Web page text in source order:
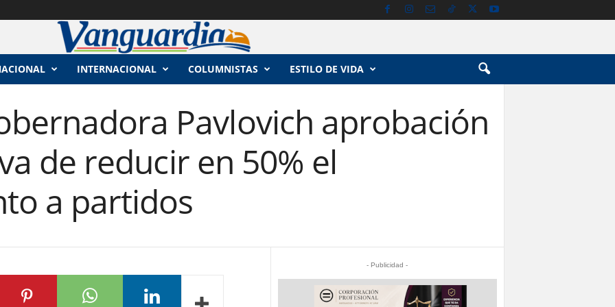
INTERNACIONAL COLUMNISTAS ESTILO DE VIDA
Pavlovich aprobación
de reducir en 50% el
a partidos
- Publicidad -